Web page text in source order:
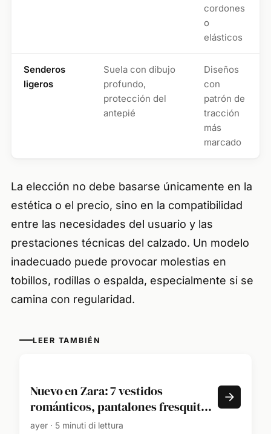
cordones
o
elásticos
Senderos
ligeros
Suela con dibujo
profundo,
protección del
antepié
Diseños
con
patrón de
tracción
más
marcado
La elección no debe basarse únicamente en la
estética o el precio, sino en la compatibilidad
entre las necesidades del usuario y las
prestaciones técnicas del calzado. Un modelo
inadecuado puede provocar molestias en
tobillos, rodillas o espalda, especialmente si se
camina con regularidad.
LEER TAMBIÉN
Nuevo en Zara: 7 vestidos
románticos, pantalones fresquitos
y sandalias cómodas para vestir
ayer · 5 minuti di lettura